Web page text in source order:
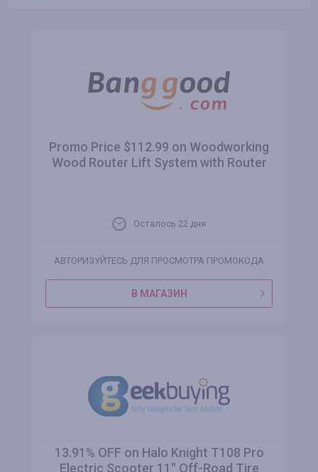
Promo Price $112.99 on Woodworking
Wood Router Lift System with Router
Осталось 22 дня
АВТОРИЗУЙТЕСЬ ДЛЯ ПРОСМОТРА ПРОМОКОДА
В МАГАЗИН
13.91% OFF on Halo Knight T108 Pro
Electric Scooter 11'' Off-Road Tire